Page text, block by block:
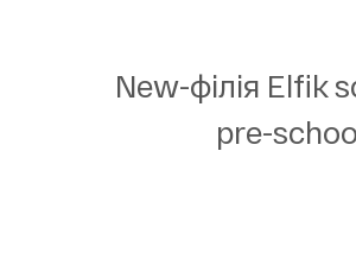
New-філія Elfik
pre-